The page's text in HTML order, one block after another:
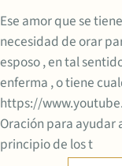
Ese amor que se
necesidad de orar
esposo , en tal
enferma , o tiene
https://
Oración para ayudar
principio de los t